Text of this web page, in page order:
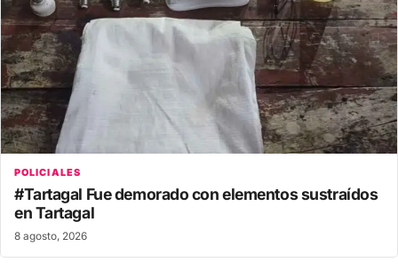
POLICIALES
#Tartagal Fue demorado con elementos sustraídos
en Tartagal
8 agosto, 2026